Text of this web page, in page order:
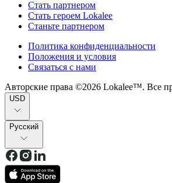
Стать партнером
Стать героем Lokalee
Станьте партнером
Политика конфиденциальности
Положения и условия
Связаться с нами
Авторские права ©2026 Lokalee™. Все
USD
Русский